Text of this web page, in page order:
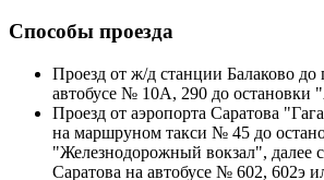
Способы проезда
Проезд от ж/д станции Балаково до
автобусе № 10А, 290 до остановки
Проезд от аэропорта Саратова
на маршруном такси № 45 до
"Железнодорожный вокзал", далее с
Саратова на автобусе № 602, 602э